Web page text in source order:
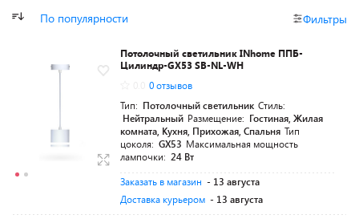
По популярности Фильтры
Потолочный светильник INhome ППБ-
Цилиндр-GX53 SB-NL-WH
0 отзывов
Тип: Потолочный светильник Стиль:
Нейтральный Размещение: Гостиная, Жилая
комната, Кухня, Прихожая, Спальня Тип
цоколя: GX53 Максимальная мощность
лампочки: 24 Вт
Заказать в магазин - 13 августа
Доставка курьером - 13 августа